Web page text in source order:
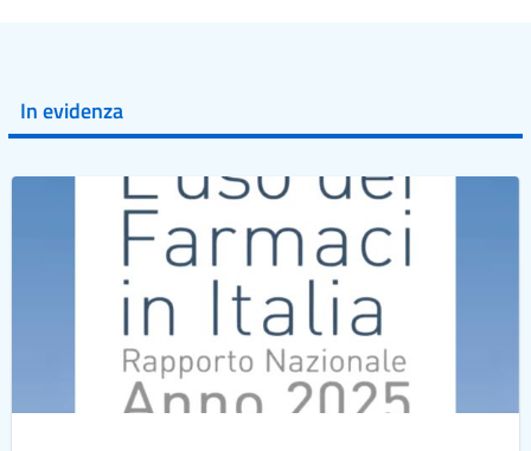
In evidenza